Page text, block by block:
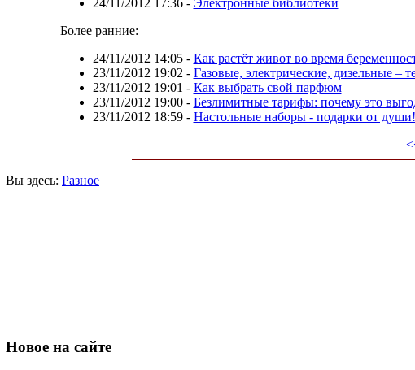
Более ранние:
24/11/2012 14:05- Как растёт живот во время
23/11/2012 19:02 - Газовые, электрические, дизельные –
23/11/2012 19:01 - Как выбрать свой парфюм
23/11/2012 19:00- Безлимитные тарифы: почему это
23/11/2012 18:59- Настольные наборы - подарки от души!
Вы здесь: Разное
Новое на сайте